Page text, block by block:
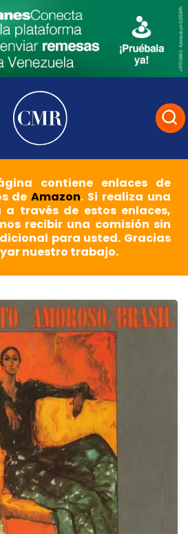
contiene enlaces de
deAmazon. Si realiza una
a través de estos enlaces,
recibir una comisión sin
para usted. Gracias
nuestro trabajo.